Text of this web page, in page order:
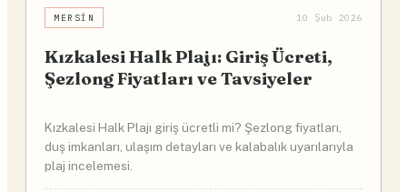
MERSIN 10 Şub 2026
Kızkalesi Halk Plajı: Giriş Ücreti,
Şezlong Fiyatları ve Tavsiyeler
Kızkalesi Halk Plajı giriş ücretli mi? Şezlong fiyatları,
duş imkanları, ulaşım detayları ve kalabalık uyarılarıyla
plaj incelemesi.